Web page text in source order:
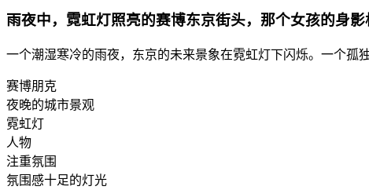
雨夜中，霓虹灯照亮的赛博东京街头，那个女孩的身影
一个潮湿寒冷的雨夜，东京的未来景象在霓虹灯下闪烁。一个孤
赛博朋克
夜晚的城市景观
霓虹灯
人物
注重氛围
氛围感十足的灯光